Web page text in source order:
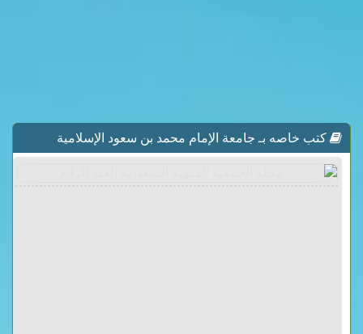
كتب خاصه بـ جامعة الإمام محمد بن سعود الإسلامية